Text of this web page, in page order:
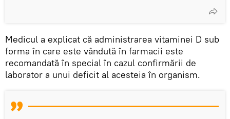
Medicul a explicat că administrarea vitaminei D sub
forma în care este vândută în farmacii este
recomandată în special în cazul confirmării de
laborator a unui deficit al acesteia în organism.